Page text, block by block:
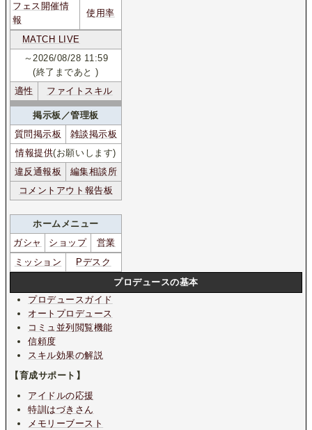
フェス開催情
報
使用率
MATCH LIVE
適性 ファイトスキル
～2026/08/28 11:59
(終了まであと)
違反通報板
編集相談所
コメントアウト報告板
掲示板／管理板
質問掲示板
雑談掲示板
情報提供(お願いします)
ホームメニュー
ガシャ
ショップ
営業
ミッション
Pデスク
プロデュースの基本
プロデュースガイド
オートプロデュース
コミュ並列閲覧機能
信頼度
スキル効果の解説
【育成サポート】
アイドルの応援
特訓はづきさん
メモリーブースト